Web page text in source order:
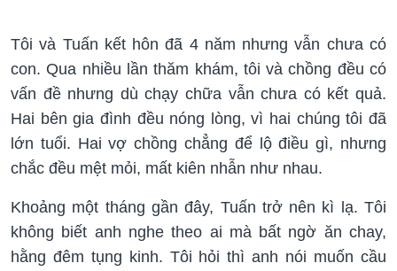
Tôi và Tuấn kết hôn đã 4 năm nhưng vẫn chưa có
con. Qua nhiều lần thăm khám, tôi và chồng đều có
vấn đề nhưng dù chạy chữa vẫn chưa có kết quả.
Hai bên gia đình đều nóng lòng, vì hai chúng tôi đã
lớn tuổi. Hai vợ chồng chẳng để lộ điều gì, nhưng
chắc đều mệt mỏi, mất kiên nhẫn như nhau.
Khoảng một tháng gần đây, Tuấn trở nên kì lạ. Tôi
không biết anh nghe theo ai mà bất ngờ ăn chay,
hằng đêm tụng kinh. Tôi hỏi thì anh nói muốn cầu